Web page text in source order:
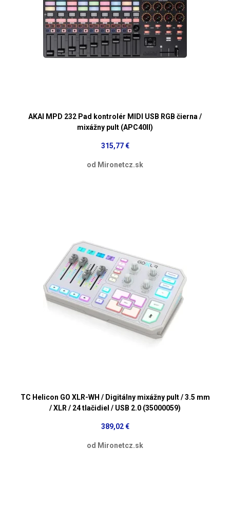
AKAI MPD 232 Pad kontrolér MIDI USB RGB čierna /
mixážny pult (APC40II)
315,77 €
od Mironetcz.sk
TC Helicon GO XLR-WH / Digitálny mixážny pult / 3.5 mm
/ XLR / 24 tlačidiel / USB 2.0 (35000059)
389,02 €
od Mironetcz.sk